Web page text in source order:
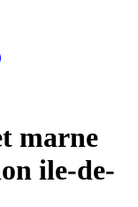
marne
ile-de-